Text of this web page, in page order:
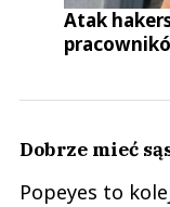
Atak
Dobrze mieć
Popeyes to